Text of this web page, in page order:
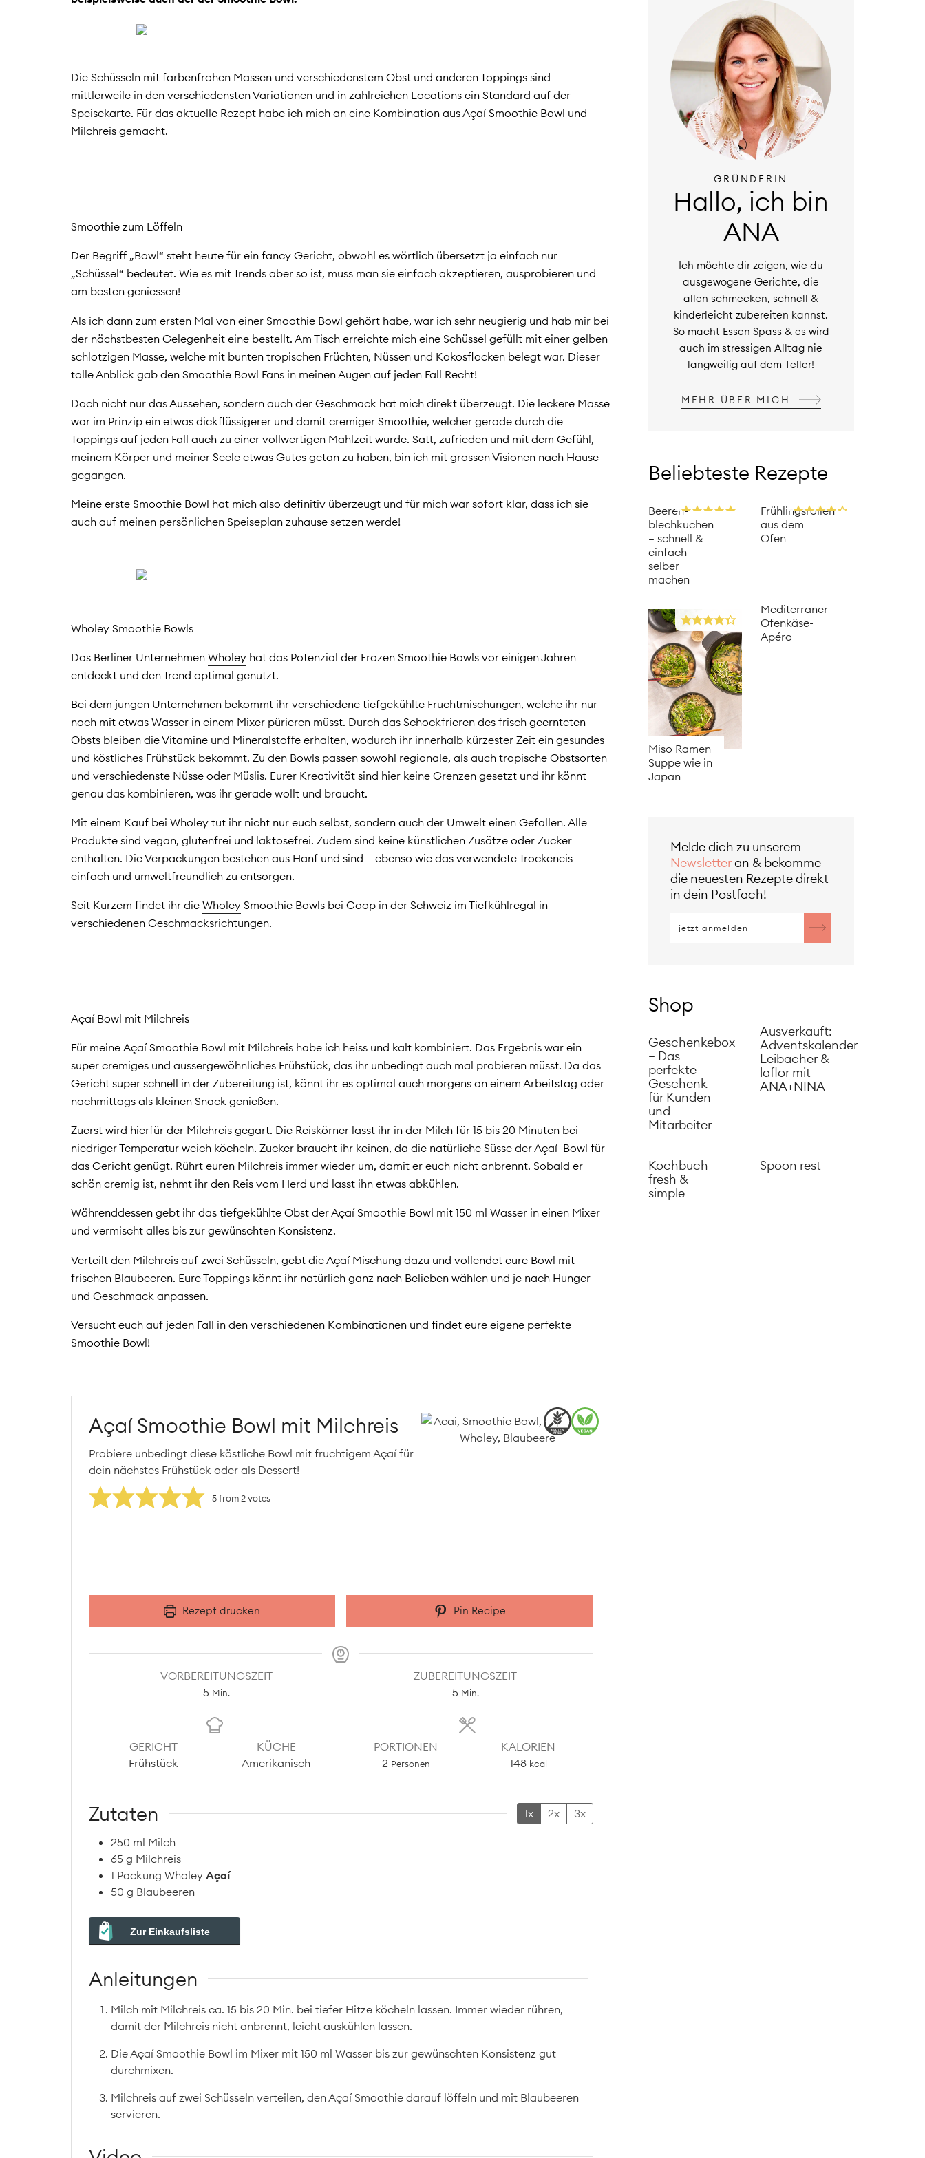
Die Schüsseln mit farbenfrohen Massen und verschiedenstem Obst und anderen Toppings sind
mittlerweile in den verschiedensten Variationen und in zahlreichen Locations ein Standard auf der
Speisekarte. Für das aktuelle Rezept habe ich mich an eine Kombination aus Açaí Smoothie Bowl und
Milchreis gemacht.
Smoothie zum Löffeln
Der Begriff „Bowl“ steht heute für ein fancy Gericht, obwohl es wörtlich übersetzt ja einfach nur
„Schüssel“ bedeutet. Wie es mit Trends aber so ist, muss man sie einfach akzeptieren, ausprobieren und
am besten geniessen!
Als ich dann zum ersten Mal von einer Smoothie Bowl gehört habe, war ich sehr neugierig und hab mir bei
der nächstbesten Gelegenheit eine bestellt. Am Tisch erreichte mich eine Schüssel gefüllt mit einer gelben
schlotzigen Masse, welche mit bunten tropischen Früchten, Nüssen und Kokosflocken belegt war. Dieser
tolle Anblick gab den Smoothie Bowl Fans in meinen Augen auf jeden Fall Recht!
Doch nicht nur das Aussehen, sondern auch der Geschmack hat mich direkt überzeugt. Die leckere Masse
war im Prinzip ein etwas dickflüssigerer und damit cremiger Smoothie, welcher gerade durch die
Toppings auf jeden Fall auch zu einer vollwertigen Mahlzeit wurde. Satt, zufrieden und mit dem Gefühl,
meinem Körper und meiner Seele etwas Gutes getan zu haben, bin ich mit grossen Visionen nach Hause
gegangen.
Meine erste Smoothie Bowl hat mich also definitiv überzeugt und für mich war sofort klar, dass ich sie
auch auf meinen persönlichen Speiseplan zuhause setzen werde!
Wholey Smoothie Bowls
Das Berliner UnternehmenWholey hat das Potenzial der Frozen Smoothie Bowls vor einigen Jahren
entdeckt und den Trend optimal genutzt.
Bei dem jungen Unternehmen bekommt ihr verschiedene tiefgekühlte Fruchtmischungen, welche ihr nur
noch mit etwas Wasser in einem Mixer pürieren müsst. Durch das Schockfrieren des frisch geernteten
Obsts bleiben die Vitamine und Mineralstoffe erhalten, wodurch ihr innerhalb kürzester Zeit ein gesundes
und köstliches Frühstück bekommt. Zu den Bowls passen sowohl regionale, als auch tropische Obstsorten
und verschiedenste Nüsse oder Müslis. Eurer Kreativität sind hier keine Grenzen gesetzt und ihr könnt
genau das kombinieren, was ihr gerade wollt und braucht.
Mit einem Kauf beiWholey tut ihr nicht nur euch selbst, sondern auch der Umwelt einen Gefallen. Alle
Produkte sind vegan, glutenfrei und laktosefrei. Zudem sind keine künstlichen Zusätze oder Zucker
enthalten. Die Verpackungen bestehen aus Hanf und sind – ebenso wie das verwendete Trockeneis –
einfach und umweltfreundlich zu entsorgen.
Seit Kurzem findet ihr dieWholey Smoothie Bowls bei Coop in der Schweiz im Tiefkühlregal in
verschiedenen Geschmacksrichtungen.
Açaí Bowl mit Milchreis
Für meineAçaí Smoothie Bowl mit Milchreis habe ich heiss und kalt kombiniert. Das Ergebnis war ein
super cremiges und aussergewöhnliches Frühstück, das ihr unbedingt auch mal probieren müsst. Da das
Gericht super schnell in der Zubereitung ist, könnt ihr es optimal auch morgens an einem Arbeitstag oder
nachmittags als kleinen Snack genießen.
Zuerst wird hierfür der Milchreis gegart. Die Reiskörner lasst ihr in der Milch für 15 bis 20 Minuten bei
niedriger Temperatur weich köcheln. Zucker braucht ihr keinen, da die natürliche Süsse der Açaí Bowl für
das Gericht genügt. Rührt euren Milchreis immer wieder um, damit er euch nicht anbrennt. Sobald er
schön cremig ist, nehmt ihr den Reis vom Herd und lasst ihn etwas abkühlen.
Währenddessen gebt ihr das tiefgekühlte Obst der Açaí Smoothie Bowl mit 150 ml Wasser in einen Mixer
und vermischt alles bis zur gewünschten Konsistenz.
Verteilt den Milchreis auf zwei Schüsseln, gebt die Açaí Mischung dazu und vollendet eure Bowl mit
frischen Blaubeeren. Eure Toppings könnt ihr natürlich ganz nach Belieben wählen und je nach Hunger
und Geschmack anpassen.
Versucht euch auf jeden Fall in den verschiedenen Kombinationen und findet eure eigene perfekte
Smoothie Bowl!
Açaí Smoothie Bowl mit Milchreis
Probiere unbedingt diese köstliche Bowl mit fruchtigem Açaí für
dein nächstes Frühstück oder als Dessert!
5from2votes
Rezept drucken Pin Recipe
VORBEREITUNGSZEIT
5 Minuten
Min.
ZUBEREITUNGSZEIT
5Minuten
Min.
GERICHT
Frühstück
KÜCHE
Amerikanisch
PORTIONEN
2 Personen
KALORIEN
148 kcal
Zutaten 1x 2x 3x
250 ml Milch
65 g Milchreis
1 Packung Wholey Açaí
50 g Blaubeeren
Zur Einkaufsliste
Anleitungen
Milch mit Milchreis ca. 15 bis 20 Min. bei tiefer Hitze köcheln lassen. Immer wieder rühren,
damit der Milchreis nicht anbrennt, leicht auskühlen lassen.
Die Açaí Smoothie Bowl im Mixer mit 150 ml Wasser bis zur gewünschten Konsistenz gut
durchmixen.
Milchreis auf zwei Schüsseln verteilen, den Açaí Smoothie darauf löffeln und mit Blaubeeren
servieren.
GRÜNDERIN
Hallo, ich bin
ANA
Ich möchte dir zeigen, wie du
ausgewogene Gerichte, die
allen schmecken, schnell &
kinderleicht zubereiten kannst.
So macht Essen Spass & es wird
auch im stressigen Alltag nie
langweilig auf dem Teller!
MEHR ÜBER MICH
Beliebteste Rezepte
Beeren­
blechkuchen
– schnell &
einfach
selber
machen
Frühlingsrollen
aus dem
Ofen
Miso Ramen
Suppe wie in
Japan
Mediterraner
Ofenkäse-
Apéro
Melde dich zu unserem
Newsletteran & bekomme
die neuesten Rezepte direkt
in dein Postfach!
Shop
Geschenkebox
– Das
perfekte
Geschenk
für Kunden
und
Mitarbeiter
Ausverkauft:
Adventskalender
Leibacher &
laflor mit
ANA+NINA
Kochbuch
fresh &
simple
Spoon rest